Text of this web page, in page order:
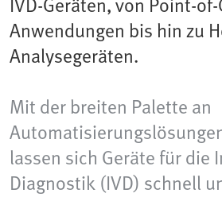
Anwendungen bis hin zu
Analysegeräten.
Mit der breiten Palette an
lassen sich Geräte für die
Diagnostik (IVD) schnell